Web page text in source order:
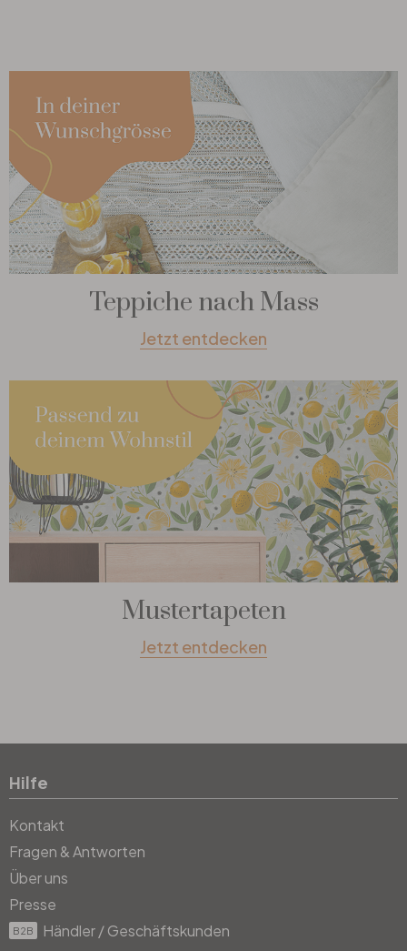
Teppiche nach Mass
Jetzt entdecken
Mustertapeten
Jetzt entdecken
Hilfe
Kontakt
Fragen & Antworten
Über uns
Presse
B2B Händler / Geschäftskunden